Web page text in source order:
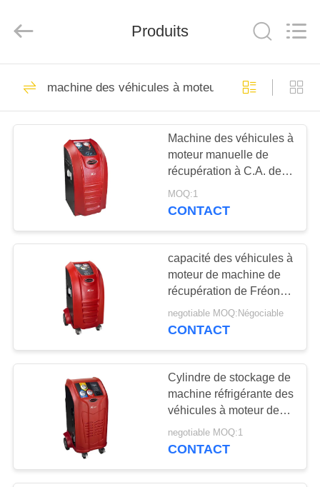
MAISON
PRODUITS
SUJET
NOUS
D'USINE
CONTRÔLE
DE
QUALITÉ
CONTACTEZ-
NOUS
Automotive
Equipment
Machine
réfrigérante de
récupération à C.A.
109
Machine
réfrigérante de
récupération de
voiture
61
Machine de
récupération de
climatisation
57
Produits
machine des véhicules à moteur de récupération à
Machine des véhicules à
moteur manuelle de
récupération à C.A. de la
valve 700W 800g pour
des voitures
MOQ:1
CONTACT
capacité des véhicules à
moteur de machine de
récupération de Fréon
d'échelle de 220V
Digital entièrement
negotiable MOQ:Négociable
CONTACT
Cylindre de stockage de
machine réfrigérante des
véhicules à moteur de
récupération de base de
données d'écran
negotiable MOQ:1
CONTACT